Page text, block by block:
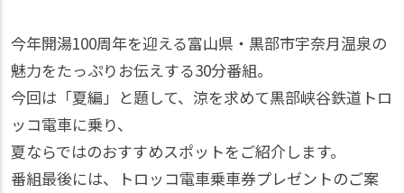
今年開湯100周年を迎える富山県・黒部市宇奈月温泉の
魅力をたっぷりお伝えする30分番組。
今回は「夏編」と題して、涼を求めて黒部峡谷鉄道トロ
ッコ電車に乗り、
夏ならではのおすすめスポットをご紹介します。
番組最後には、トロッコ電車乗車券プレゼントのご案